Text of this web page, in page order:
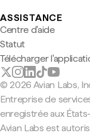
ASSISTANCE
Centre d'aide
Statut
Télécharger
© 2026 Avian Labs,
Entreprise de
enregistrée aux
Avian Labs est